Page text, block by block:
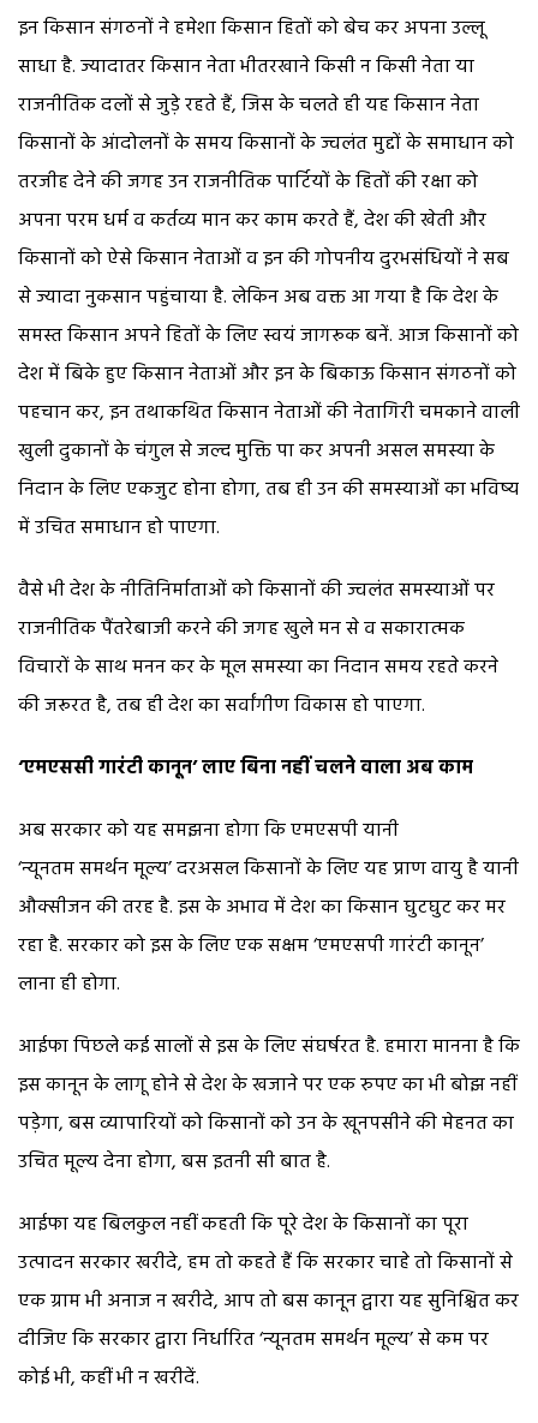
इन किसान संगठनों ने हमेशा किसान हितों को बेच कर अपना उल्लू
साधा है. ज्यादातर किसान नेता भीतरखाने किसी न किसी नेता या
राजनीतिक दलों से जुड़े रहते हैं, जिस के चलते ही यह किसान नेता
किसानों के आंदोलनों के समय किसानों के ज्वलंत मुद्दों के समाधान को
तरजीह देने की जगह उन राजनीतिक पार्टियों के हितों की रक्षा को
अपना परम धर्म व कर्तव्य मान कर काम करते हैं, देश की खेती और
किसानों को ऐसे किसान नेताओं व इन की गोपनीय दुरभसंधियों ने सब
से ज्यादा नुकसान पहुंचाया है. लेकिन अब वक्त आ गया है कि देश के
समस्त किसान अपने हितों के लिए स्वयं जागरूक बनें. आज किसानों को
देश में बिके हुए किसान नेताओं और इन के बिकाऊ किसान संगठनों को
पहचान कर, इन तथाकथित किसान नेताओं की नेतागिरी चमकाने वाली
खुली दुकानों के चंगुल से जल्द मुक्ति पा कर अपनी असल समस्या के
निदान के लिए एकजुट होना होगा, तब ही उन की समस्याओं का भविष्य
में उचित समाधान हो पाएगा.
वैसे भी देश के नीतिनिर्माताओं को किसानों की ज्वलंत समस्याओं पर
राजनीतिक पैंतरेबाजी करने की जगह खुले मन से व सकारात्मक
विचारों के साथ मनन कर के मूल समस्या का निदान समय रहते करने
की जरूरत है, तब ही देश का सर्वांगीण विकास हो पाएगा.
‘एमएससी गारंटी कानून’ लाए बिना नहीं चलने वाला अब काम
अब सरकार को यह समझना होगा कि एमएसपी यानी
‘न्यूनतम समर्थन मूल्य’ दरअसल किसानों के लिए यह प्राण वायु है यानी
औक्सीजन की तरह है. इस के अभाव में देश का किसान घुटघुट कर मर
रहा है. सरकार को इस के लिए एक सक्षम ‘एमएसपी गारंटी कानून’
लाना ही होगा.
आईफा पिछले कई सालों से इस के लिए संघर्षरत है. हमारा मानना है कि
इस कानून के लागू होने से देश के खजाने पर एक रुपए का भी बोझ नहीं
पड़ेगा, बस व्यापारियों को किसानों को उन के खूनपसीने की मेहनत का
उचित मूल्य देना होगा, बस इतनी सी बात है.
आईफा यह बिलकुल नहीं कहती कि पूरे देश के किसानों का पूरा
उत्पादन सरकार खरीदे, हम तो कहते हैं कि सरकार चाहे तो किसानों से
एक ग्राम भी अनाज न खरीदे, आप तो बस कानून द्वारा यह सुनिश्चित कर
दीजिए कि सरकार द्वारा निर्धारित ‘न्यूनतम समर्थन मूल्य’ से कम पर
कोई भी, कहीं भी न खरीदें.